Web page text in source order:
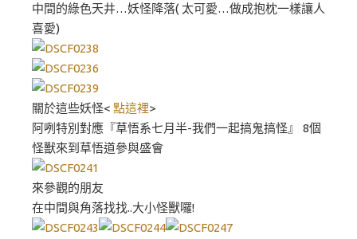
中間的綠色天井…妖怪降落( 太可愛…做成抱枕一樣讓人
喜愛)
關於這些妖怪< 點這裡>
阿咧特別對應『草悟系七月半-我們一起搞鬼搞怪』 8個
怪獸來到草悟道參與盛會
來參觀的朋友
在中間與角落找找..大小怪獸囉!